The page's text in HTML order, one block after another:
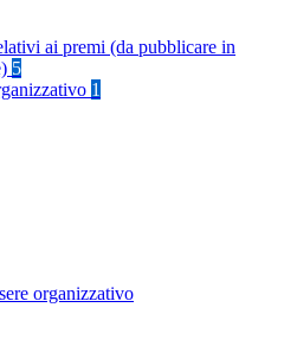
ai premi (da pubblicare in
5
1
organizzativo